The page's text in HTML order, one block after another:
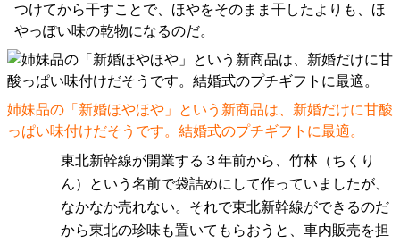
つけてから干すことで、ほやをそのまま干したよりも、ほ
やっぽい味の乾物になるのだ。
姉妹品の「新婚ほやほや」という新商品は、新婚だけに甘酸
っぱい味付けだそうです。結婚式のプチギフトに最適。
東北新幹線が開業する３年前から、竹林（ちくり
ん）という名前で袋詰めにして作っていましたが、
なかなか売れない。それで東北新幹線ができるのだ
から東北の珍味も置いてもらおうと、車内販売を担